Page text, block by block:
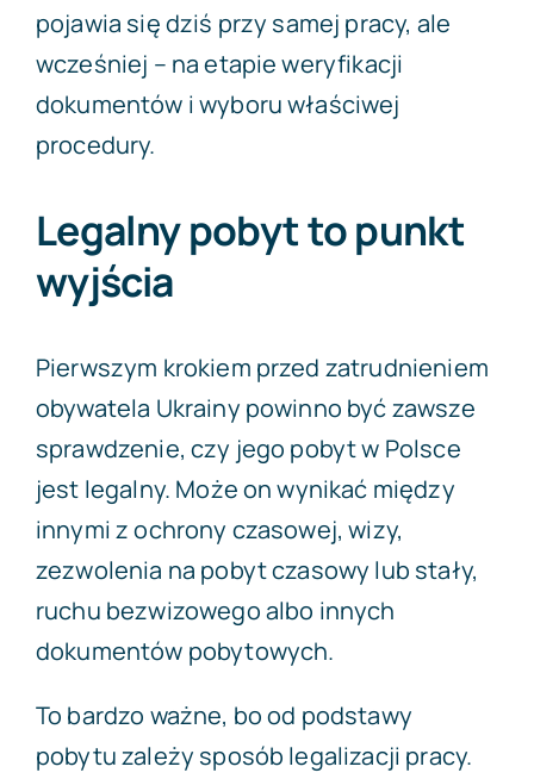
pojawia się dziś przy samej pracy, ale
wcześniej – na etapie weryfikacji
dokumentów i wyboru właściwej
procedury.
Legalny pobyt to punkt
wyjścia
Pierwszym krokiem przed zatrudnieniem
obywatela Ukrainy powinno być zawsze
sprawdzenie, czy jego pobyt w Polsce
jest legalny. Może on wynikać między
innymi z ochrony czasowej, wizy,
zezwolenia na pobyt czasowy lub stały,
ruchu bezwizowego albo innych
dokumentów pobytowych.
To bardzo ważne, bo od podstawy
pobytu zależy sposób legalizacji pracy.